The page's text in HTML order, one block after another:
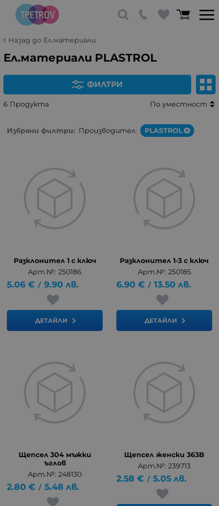
Назад до Ел.материали
Ел.материали PLASTROL
ФИЛТРИ
6 Продукта По уместност
Избрани филтри: Производител: PLASTROL
Разклонител 1 с ключ
Арт.№: 250186
5.06 € / 9.90 лв.
ДЕТАЙЛИ
Разклонител 1-3 с ключ
Арт.№: 250185
6.90 € / 13.50 лв.
ДЕТАЙЛИ
Щепсел 304 мъжки
ъглов
Арт.№: 248130
2.80 € / 5.48 лв.
Щепсел женски 363B
Арт.№: 239713
2.58 € / 5.05 лв.